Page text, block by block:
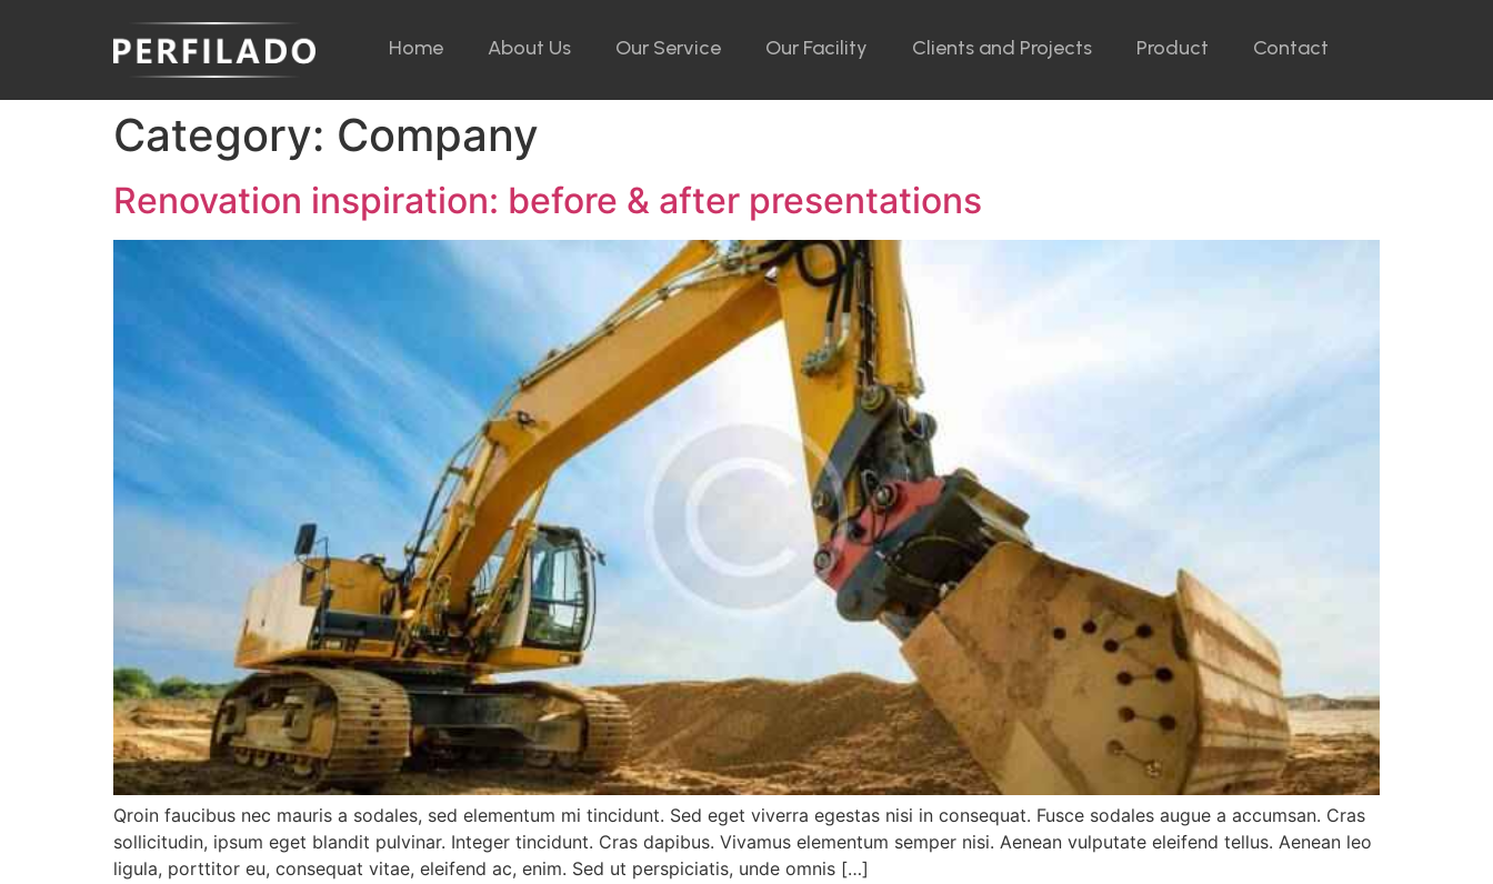
Home About Us Our Service Our Facility Clients and Projects Product Contact
Category: Company
Renovation inspiration: before & after presentations
Qroin faucibus nec mauris a sodales, sed elementum mi tincidunt. Sed eget viverra egestas nisi in consequat. Fusce sodales augue a accumsan. Cras
sollicitudin, ipsum eget blandit pulvinar. Integer tincidunt. Cras dapibus. Vivamus elementum semper nisi. Aenean vulputate eleifend tellus. Aenean leo
ligula, porttitor eu, consequat vitae, eleifend ac, enim. Sed ut perspiciatis, unde omnis […]